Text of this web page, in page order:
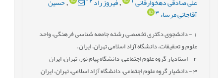
آقاجانی مرساء 3
- دانشجوی دکتری تخصصی رشته جامعه شناسی فرهنگی، واحد
علوم و تحقیقات، دانشگاه آزاد اسلامی تهران، ایران.
2- استادیار گروه علوم اجتماعی، دانشگاه پیام نور، تهران، ایران
3- دانشیار گروه علوم اجتماعی، دانشگاه آزاد اسلامی، تهران، ایران